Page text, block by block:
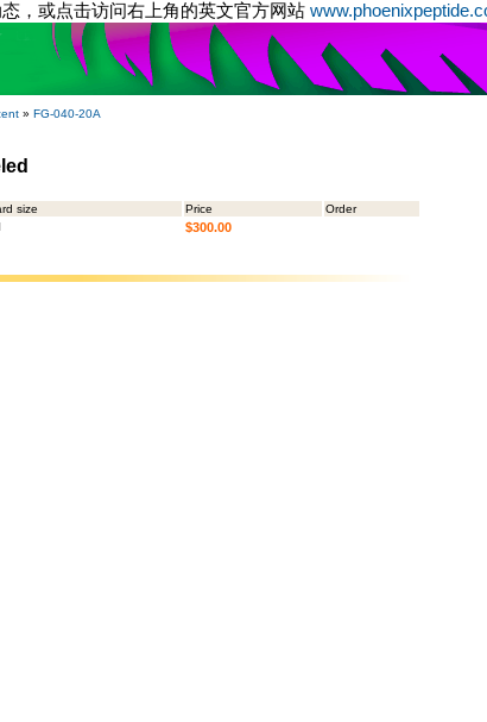
，或点击访问右上角的英文官方网站
» FG-040-20A
size Price
Order
$300.00